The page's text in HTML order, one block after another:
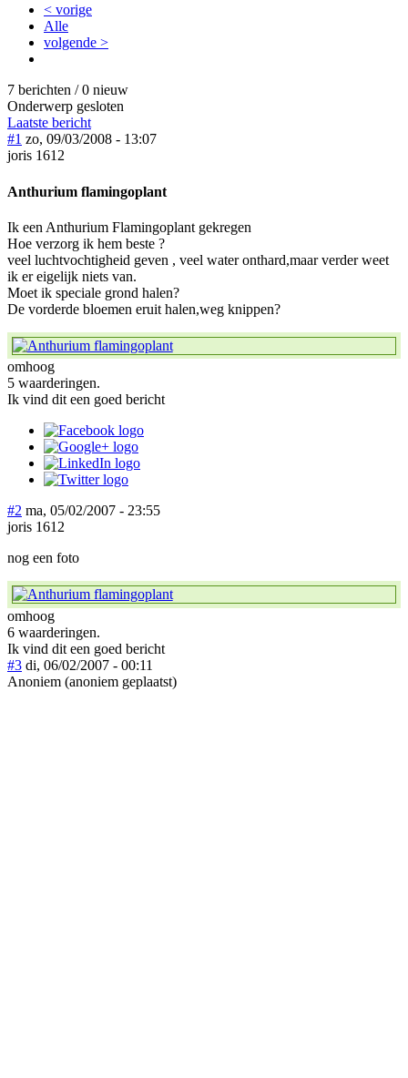
< vorige
Alle
volgende >
7 berichten / 0 nieuw
Onderwerp gesloten
Laatste bericht
#1 zo, 09/03/2008 - 13:07
joris 1612
Anthurium flamingoplant
Ik een Anthurium Flamingoplant gekregen
Hoe verzorg ik hem beste ?
veel luchtvochtigheid geven , veel water onthard,maar verder weet
ik er eigelijk niets van.
Moet ik speciale grond halen?
De vorderde bloemen eruit halen,weg knippen?
omhoog
5 waarderingen.
Ik vind dit een goed bericht
#2 ma, 05/02/2007 - 23:55
joris 1612
nog een foto
omhoog
6 waarderingen.
Ik vind dit een goed bericht
#3 di, 06/02/2007 - 00:11
Anoniem (anoniem geplaatst)